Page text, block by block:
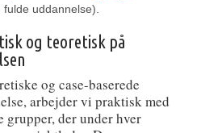
uddannelse).
og teoretisk på
og case-baserede
arbejder vi praktisk med
der under hver